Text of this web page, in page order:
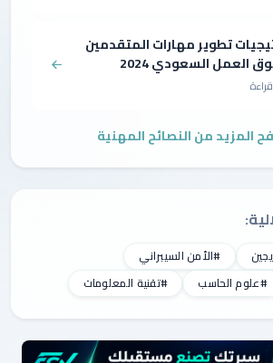
تطوير مهارات المتقدمين
العمل السعودي 2024
المزيد من النصائح المهنية
#الأمن السيبراني
#علوم الحاسب #تقنية المعلومات